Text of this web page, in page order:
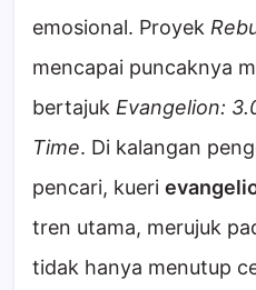
emosional. Proyek
mencapai puncaknya
bertajuk Evangelion:
Time. Di kalangan
pencari, kueri
tren utama, merujuk
tidak hanya menutup